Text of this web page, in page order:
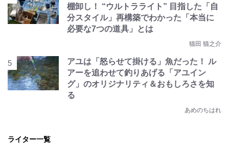
棚卸し！ “ウルトラライト” 目指した「自
分スタイル」再構築でわかった「本当に
必要な7つの道具」とは
猫田 猫之介
アユは「怒らせて掛ける」魚だった！ ル
アーを追わせて釣りあげる「アユイン
グ」のオリジナリティ＆おもしろさを知
る
あめのちはれ
ライター一覧